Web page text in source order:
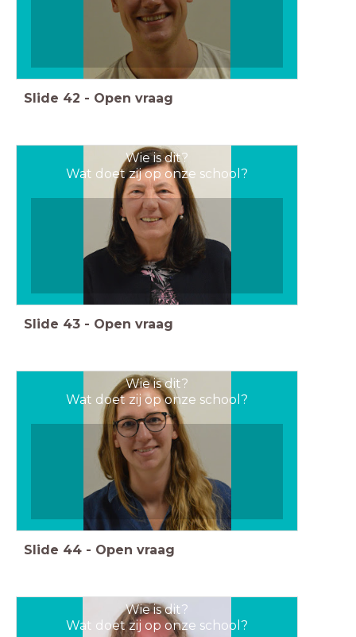
Slide 42 - Open vraag
Wie is dit?
Wat doet zij op onze school?
Slide 43 - Open vraag
Wie is dit?
Wat doet zij op onze school?
Slide 44 - Open vraag
Wie is dit?
Wat doet zij op onze school?